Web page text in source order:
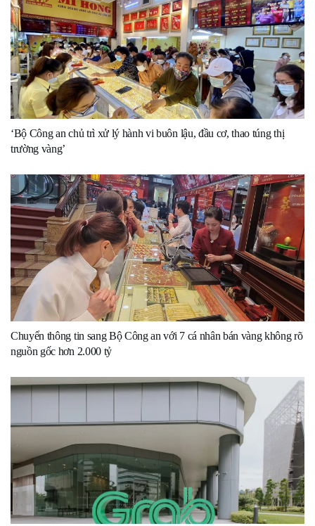
‘Bộ Công an chủ trì xử lý hành vi buôn lậu, đầu cơ, thao túng thị
trường vàng’
Chuyển thông tin sang Bộ Công an với 7 cá nhân bán vàng không rõ
nguồn gốc hơn 2.000 tỷ